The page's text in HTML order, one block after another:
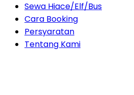
Sewa Hiace/Elf/Bus
Cara Booking
Persyaratan
Tentang Kami